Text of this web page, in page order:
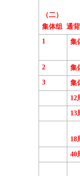
（二）
集体组 通
1
集
2
集
3
集
12
13
18
40